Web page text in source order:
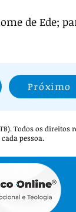
de Ede;
Próximo
Todos os
pessoa.